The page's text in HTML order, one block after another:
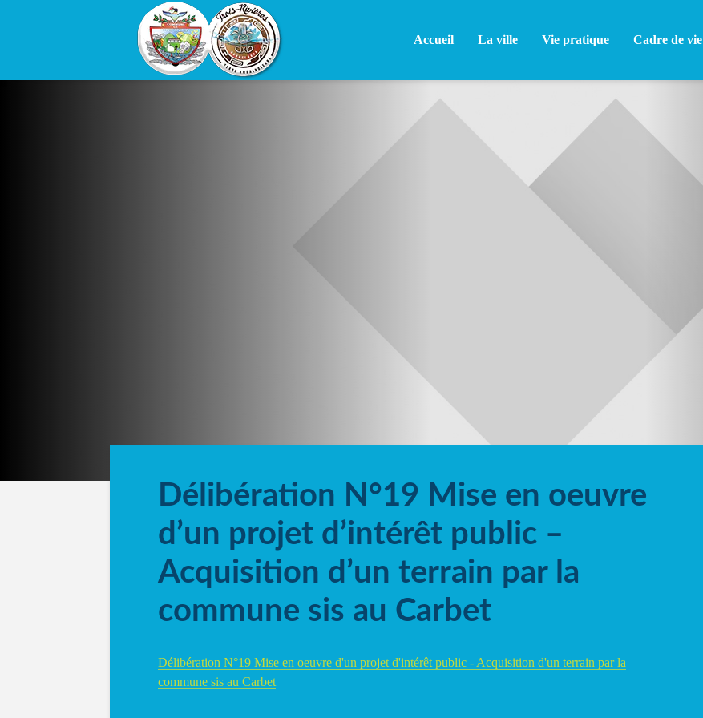
Accueil La ville Vie pratique Cadre de vie
Délibération N°19 Mise en oeuvre
d’un projet d’intérêt public –
Acquisition d’un terrain par la
commune sis au Carbet
Délibération N°19 Mise en oeuvre d'un projet d'intérêt public - Acquisition d'un terrain par la
commune sis au Carbet